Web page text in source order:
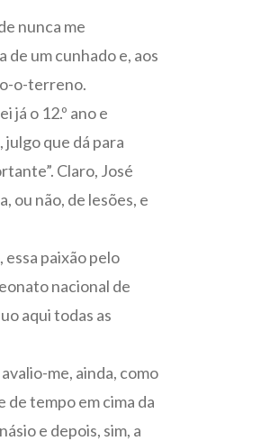
nunca me
um cunhado e, aos
o-terreno.
já o 12.º ano e
que dá para
Claro, José
ou não, de lesões, e
essa paixão pelo
nacional de
aqui todas as
me, ainda, como
de tempo em cima da
e depois, sim, a